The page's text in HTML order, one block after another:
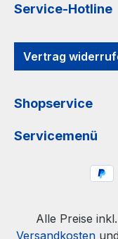
Service-Hotline
Vertrag
Shopservice
Servicemenü
Alle Preise
Versandkosten